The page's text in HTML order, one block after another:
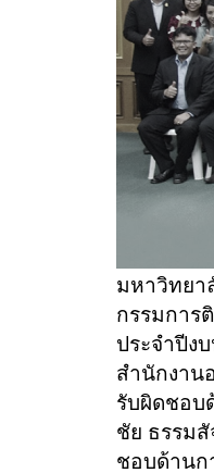
มหาวิทยา
กรรมการ
ประจำปีง
สำนักงาน
รับผิดชอบ
ชัย ธรรม
ชอบด้านก